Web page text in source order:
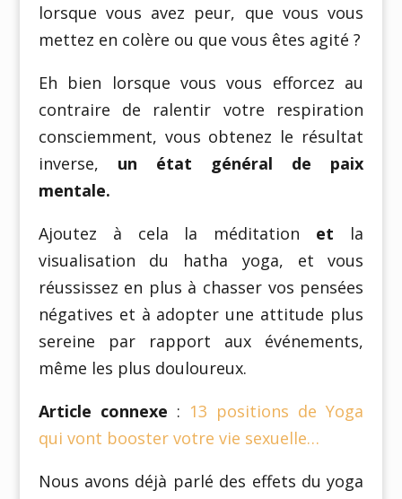
lorsque vous avez peur, que vous vous
mettez en colère ou que vous êtes agité ?
Eh bien lorsque vous vous efforcez au
contraire de ralentir votre respiration
consciemment, vous obtenez le résultat
inverse, un état général de paix
mentale.
Ajoutez à cela la méditation et la
visualisation du hatha yoga, et vous
réussissez en plus à chasser vos pensées
négatives et à adopter une attitude plus
sereine par rapport aux événements,
même les plus douloureux.
Article connexe : 13 positions de Yoga
qui vont booster votre vie sexuelle…
Nous avons déjà parlé des effets du yoga